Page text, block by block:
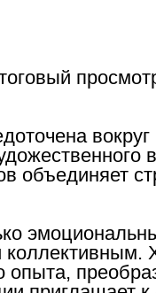
объединяет
опыта,